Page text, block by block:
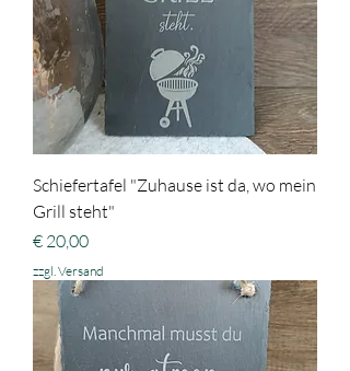
Schiefertafel "Zuhause ist da, wo mein
Grill steht"
Preis
€ 20,00
zzgl. Versand